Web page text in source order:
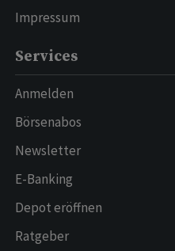
Impressum
Services
Anmelden
Börsenabos
Newsletter
E-Banking
Depot eröffnen
Ratgeber